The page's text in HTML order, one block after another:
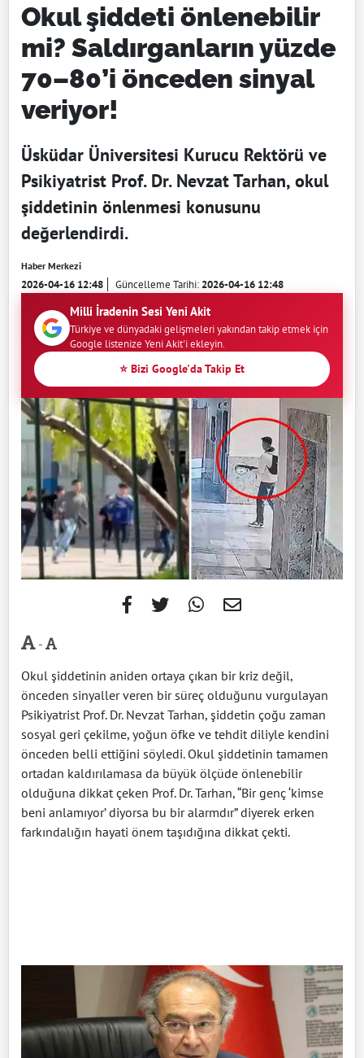
Okul şiddeti önlenebilir
mi? Saldırganların yüzde
70–80’i önceden sinyal
veriyor!
Üsküdar Üniversitesi Kurucu Rektörü ve
Psikiyatrist Prof. Dr. Nevzat Tarhan, okul
şiddetinin önlenmesi konusunu
değerlendirdi.
Haber Merkezi
2026-04-16 12:48 Güncelleme Tarihi:2026-04-16 12:48
Milli İradenin Sesi Yeni Akit
Türkiye ve dünyadaki gelişmeleri yakından takip etmek için
Google listenize Yeni Akit'i ekleyin.
⭐ Bizi Google'da Takip Et
-
Okul şiddetinin aniden ortaya çıkan bir kriz değil,
önceden sinyaller veren bir süreç olduğunu vurgulayan
Psikiyatrist Prof. Dr. Nevzat Tarhan, şiddetin çoğu zaman
sosyal geri çekilme, yoğun öfke ve tehdit diliyle kendini
önceden belli ettiğini söyledi. Okul şiddetinin tamamen
ortadan kaldırılamasa da büyük ölçüde önlenebilir
olduğuna dikkat çeken Prof. Dr. Tarhan, “Bir genç ‘kimse
beni anlamıyor’ diyorsa bu bir alarmdır” diyerek erken
farkındalığın hayati önem taşıdığına dikkat çekti.